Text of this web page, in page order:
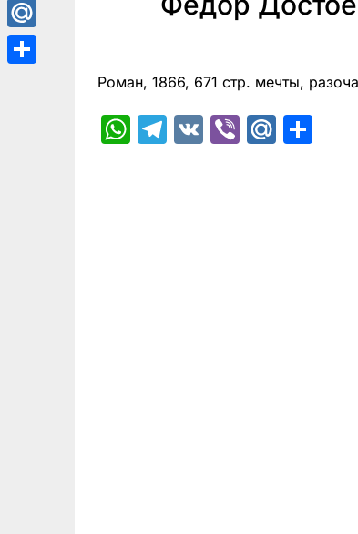
Роман, 1866, 671 стр. мечты,
WhatsApp
Telegram
VK Viber
Viber
Mail.Ru